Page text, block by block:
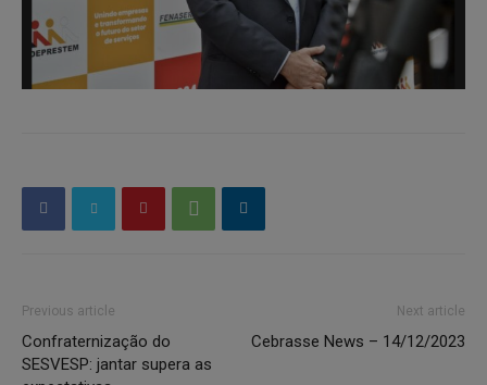
Previous article
Confraternização do
SESVESP: jantar supera as
Next article
Cebrasse News – 14/12/2023